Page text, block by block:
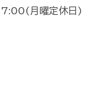
月曜定休日)